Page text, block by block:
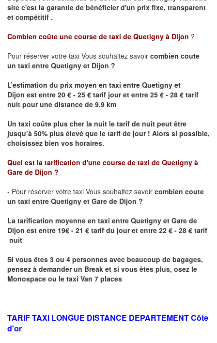
site c'est la garantie de bénéficier d'un prix fixe, transparent
et compétitif .
Combien coûte une course de taxi de Quetigny à Dijon ?
Pour réserver votre taxi Vous souhaitez savoir combien coute
un taxi entre Quetigny et Dijon ?
L’estimation du prix moyen en taxi entre Quetigny et
Dijon est entre 20 € - 25 € tarif jour et entre 25 € - 28 € tarif
nuit pour une distance de 9.9 km
Un taxi coûte plus cher la nuit le tarif de nuit peut être
jusqu’à 50% plus élevé que le tarif de jour ! Alors si possible,
choisissez bien vos horaires.
Quel est la tarification d'une course de taxi de Quetigny à
Gare de Dijon ?
- Pour réserver votre taxi Vous souhaitez savoir combien coute
un taxi entre Quetigny et Gare de Dijon ?
La tarification moyenne en taxi entre Quetigny et Gare de
Dijon est entre 19€ - 21 € tarif du jour et entre 22 € - 28 € tarif
nuit
Si vous êtes 3 ou 4 personnes avec beaucoup de bagages,
pensez à demander un Break et si vous êtes plus, osez le
Monospace ou le taxi Van 7 places
TARIF TAXI LONGUE DISTANCE DEPARTEMENT Côte
d'or